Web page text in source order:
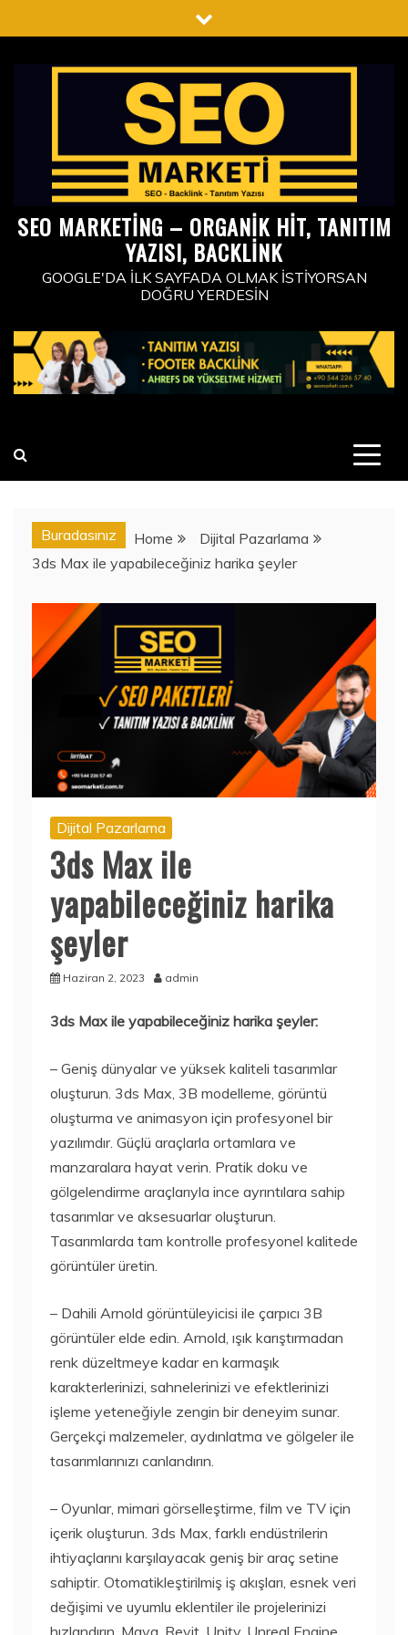
to
SEO MARKETING – ORGANIK HIT, TANITIM
YAZISI, BACKLINK
GOOGLE'DA İLK SAYFADA OLMAK İSTIYORSAN
DOĞRU YERDESIN
Buradasınız Home
Dijital Pazarlama
3ds Max ile yapabileceğiniz harika şeyler
Dijital Pazarlama
3ds Max ile
yapabileceğiniz harika
şeyler
Haziran 2, 2023 admin
3ds Max ile yapabileceğiniz harika şeyler:
– Geniş dünyalar ve yüksek kaliteli tasarımlar
oluşturun. 3ds Max, 3B modelleme, görüntü
oluşturma ve animasyon için profesyonel bir
yazılımdır. Güçlü araçlarla ortamlara ve
manzaralara hayat verin. Pratik doku ve
gölgelendirme araçlarıyla ince ayrıntılara sahip
tasarımlar ve aksesuarlar oluşturun.
Tasarımlarda tam kontrolle profesyonel kalitede
görüntüler üretin.
– Dahili Arnold görüntüleyicisi ile çarpıcı 3B
görüntüler elde edin. Arnold, ışık karıştırmadan
renk düzeltmeye kadar en karmaşık
karakterlerinizi, sahnelerinizi ve efektlerinizi
işleme yeteneğiyle zengin bir deneyim sunar.
Gerçekçi malzemeler, aydınlatma ve gölgeler ile
tasarımlarınızı canlandırın.
– Oyunlar, mimari görselleştirme, film ve TV için
içerik oluşturun. 3ds Max, farklı endüstrilerin
ihtiyaçlarını karşılayacak geniş bir araç setine
sahiptir. Otomatikleştirilmiş iş akışları, esnek veri
değişimi ve uyumlu eklentiler ile projelerinizi
hızlandırın. Maya, Revit, Unity, Unreal Engine